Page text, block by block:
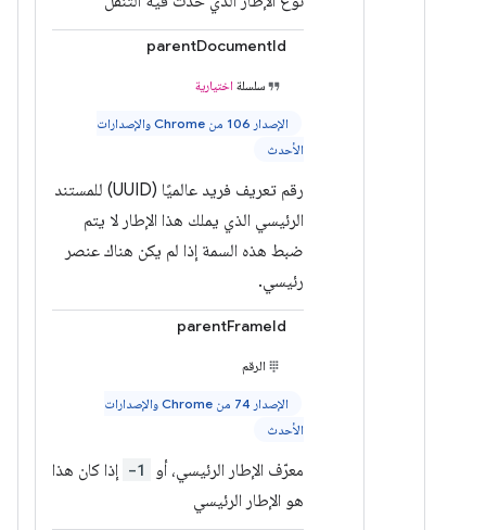
parentDocumentId
سلسلة اختيارية
الإصدار 106 من Chrome والإصدارات
الأحدث
رقم تعريف فريد عالميًا (UUID) للمستند
الرئيسي الذي يملك هذا الإطار لا يتم
ضبط هذه السمة إذا لم يكن هناك عنصر
رئيسي.
parentFrameId
الرقم
الإصدار 74 من Chrome والإصدارات
الأحدث
معرّف الإطار الرئيسي، أو -1 إذا كان هذا
هو الإطار الرئيسي